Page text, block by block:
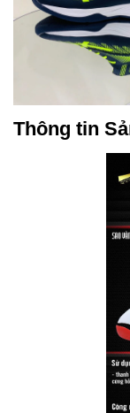
Thông tin